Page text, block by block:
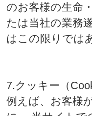
のお客様の生命
たは当社の業務
はこの限りでは
7.クッキー（
例えば、お客様